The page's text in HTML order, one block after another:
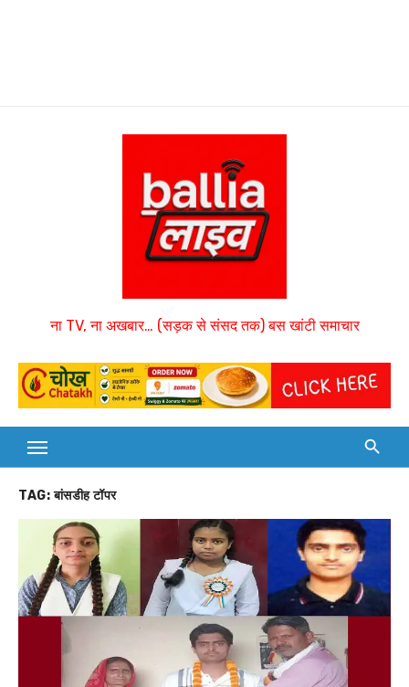
ना TV, ना अखबार… (सड़क से संसद तक) बस खांटी समाचार
TAG:बांसडीह टॉपर